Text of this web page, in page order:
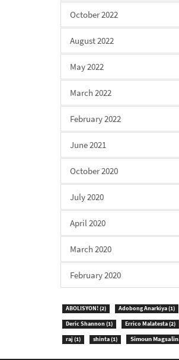
October 2022
August 2022
May 2022
March 2022
February 2022
June 2021
October 2020
July 2020
April 2020
March 2020
February 2020
ABOLISYON!(2) Adobong Anarkiya(1)
Deric Shannon(1) Errico Malatesta(2)
raj(1) shinta(1) Simoun Magsalin